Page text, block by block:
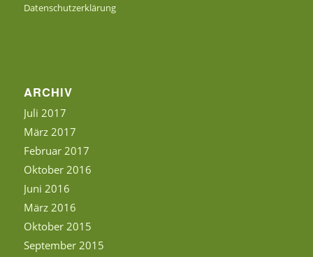
Datenschutzerklärung
ARCHIV
Juli 2017
März 2017
Februar 2017
Oktober 2016
Juni 2016
März 2016
Oktober 2015
September 2015